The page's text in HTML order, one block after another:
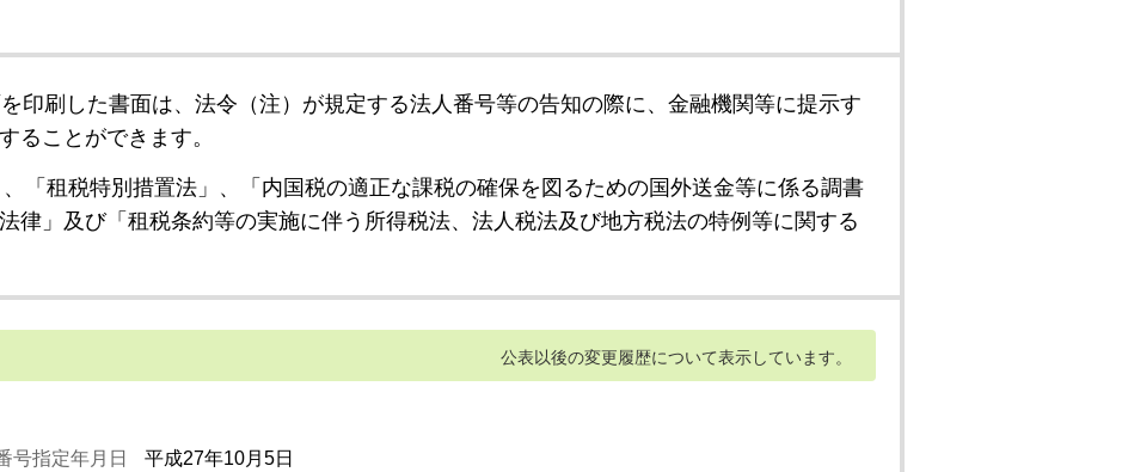
印刷した書面は、法令（注）が規定する法人番号等の告知の際に、金融機関等に提示す
ることができます。
、「租税特別措置法」、「内国税の適正な課税の確保を図るための国外送金等に係る調書
律」及び「租税条約等の実施に伴う所得税法、法人税法及び地方税法の特例等に関する
公表以後の変更履歴について表示しています。
号指定年月日 平成27年10月5日